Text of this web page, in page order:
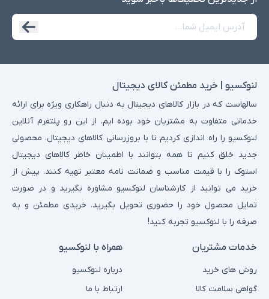
لنوکسیو | خرید مطمئن کالای دیجیتال
سالهاست که در بازار کالاهای دیجیتال به دنبال راهکاری ویژه برای ارائه
خدماتی متفاوت به مشتریان خود بوده ایم. از این رو پلتفرم آنلاین
لنوکسیو را راه اندازی کردیم تا با بروزرسانی کالاهای دیجیتال، محصولی
جدید خلق کنیم تا همه بتوانند با اطمینان خاطر کالاهای دیجیتال
استوک را با قیمت مناسب و ضمانت نامه معتبر تهیه کنند. پیش از
خرید می توانید از کارشناسان لنوکسیو مشاوره بگیرید و در صورت
تمایل محصول خود را حضوری تحویل بگیرید. خریدی مطمئن و به
صرفه را با لنوکسیو تجربه کنید!
خدمات مشتریان
روش های خرید
گواهی سلامت کالا
همراه با لنوکسیو
درباره لنوکسیو
ارتباط با ما